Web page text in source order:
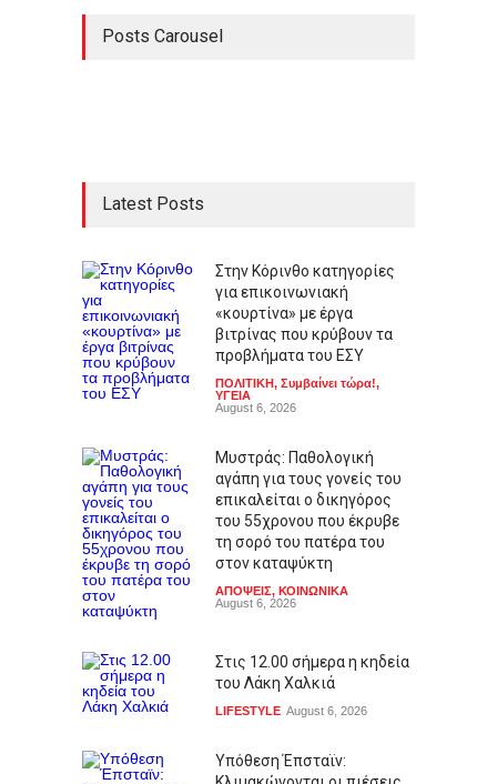
Posts Carousel
Latest Posts
Στην Κόρινθο κατηγορίες
για επικοινωνιακή
«κουρτίνα» με έργα
βιτρίνας που κρύβουν τα
προβλήματα του ΕΣΥ
ΠΟΛΙΤΙΚΗ, Συμβαίνει τώρα!,
ΥΓΕΙΑ
August 6, 2026
Μυστράς: Παθολογική
αγάπη για τους γονείς του
επικαλείται ο δικηγόρος
του 55χρονου που έκρυβε
τη σορό του πατέρα του
στον καταψύκτη
ΑΠΟΨΕΙΣ, ΚΟΙΝΩΝΙΚΑ
August 6, 2026
Στις 12.00 σήμερα η κηδεία
του Λάκη Χαλκιά
LIFESTYLE August 6, 2026
Υπόθεση Έπσταϊν: